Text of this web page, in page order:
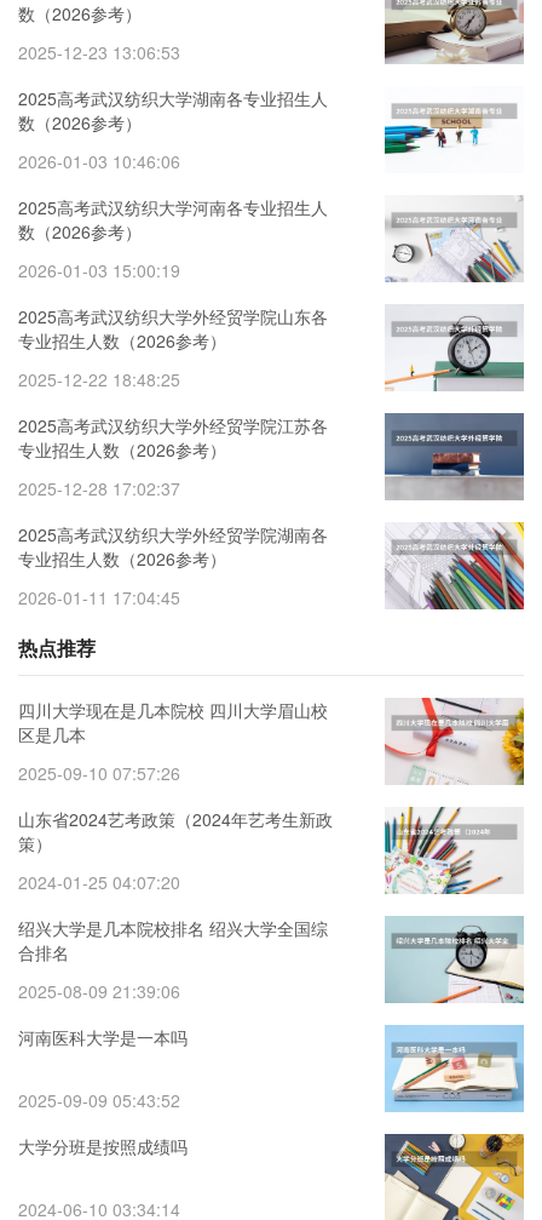
数（2026参考）
2025-12-23 13:06:53
2025高考武汉纺织大学湖南各专业招生人
数（2026参考）
2026-01-03 10:46:06
2025高考武汉纺织大学河南各专业招生人
数（2026参考）
2026-01-03 15:00:19
2025高考武汉纺织大学外经贸学院山东各
专业招生人数（2026参考）
2025-12-22 18:48:25
2025高考武汉纺织大学外经贸学院江苏各
专业招生人数（2026参考）
2025-12-28 17:02:37
2025高考武汉纺织大学外经贸学院湖南各
专业招生人数（2026参考）
2026-01-11 17:04:45
热点推荐
四川大学现在是几本院校 四川大学眉山校
区是几本
2025-09-10 07:57:26
山东省2024艺考政策（2024年艺考生新政
策）
2024-01-25 04:07:20
绍兴大学是几本院校排名 绍兴大学全国综
合排名
2025-08-09 21:39:06
河南医科大学是一本吗
2025-09-09 05:43:52
大学分班是按照成绩吗
2024-06-10 03:34:14